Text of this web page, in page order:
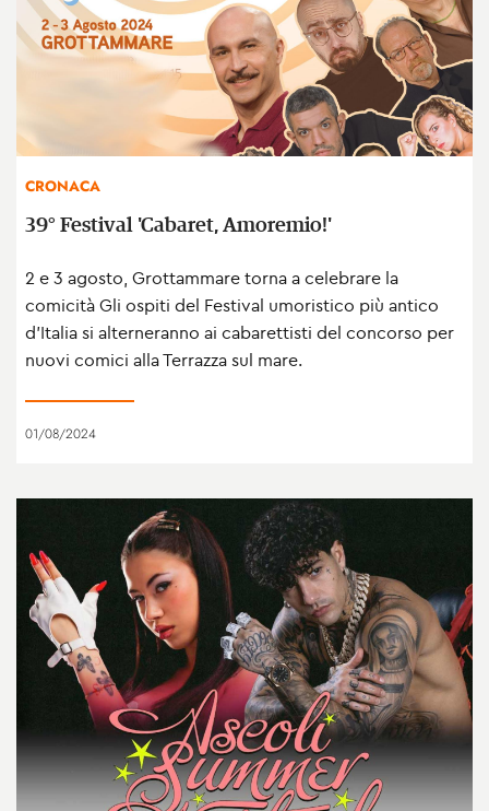
CRONACA
39° Festival 'Cabaret, Amoremio!'
2 e 3 agosto, Grottammare torna a celebrare la
comicità Gli ospiti del Festival umoristico più antico
d’Italia si alterneranno ai cabarettisti del concorso per
nuovi comici alla Terrazza sul mare.
01/08/2024